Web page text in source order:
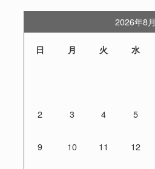
2026年8月
日 月 火 水
2 3 4 5
9 10 11 12